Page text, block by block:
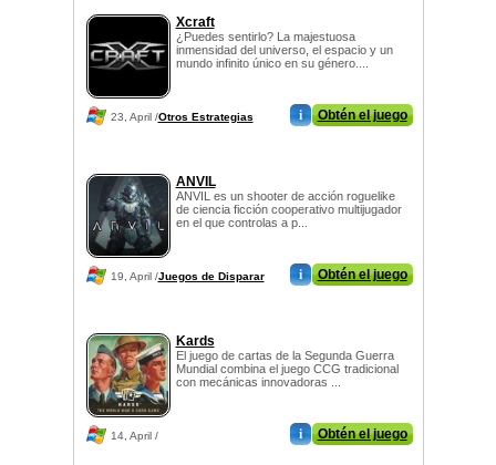
Xcraft
¿Puedes sentirlo? La majestuosa
inmensidad del universo, el espacio y un
mundo infinito único en su género....
23, April /Otros Estrategias i Obtén el juego
ANVIL
ANVIL es un shooter de acción roguelike
de ciencia ficción cooperativo multijugador
en el que controlas a p...
19, April /Juegos de Disparar i Obtén el juego
Kards
El juego de cartas de la Segunda Guerra
Mundial combina el juego CCG tradicional
con mecánicas innovadoras ...
14, April / i Obtén el juego